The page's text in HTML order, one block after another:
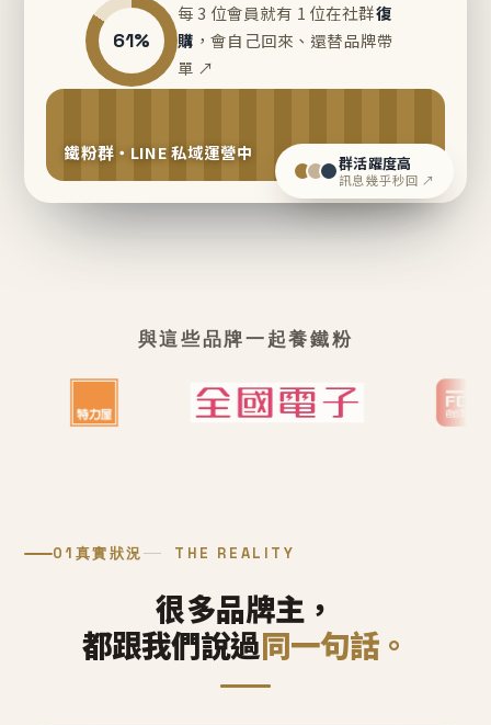
61%
每 3 位會員就有 1 位在社群復
購 ，會自己回來、還替品牌帶
單 ↗
鐵粉群・LINE 私域運營中 群活躍度高
訊息幾乎秒回 ↗
與這些品牌一起養鐵粉
01 真實狀況 THE REALITY
很多品牌主，
都跟我們說過同一句話。